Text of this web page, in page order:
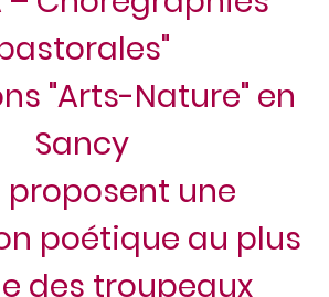
"Arts-Nature" en
Sancy
proposent une
poétique au plus
des troupeaux